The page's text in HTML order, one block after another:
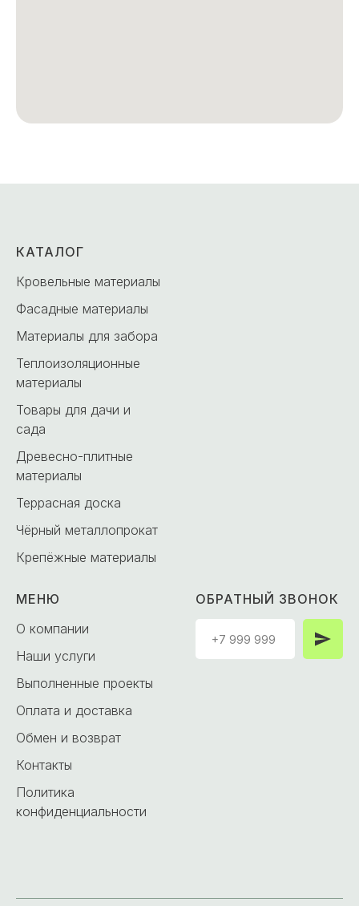
КАТАЛОГ
Кровельные материалы
Фасадные материалы
Материалы для забора
Теплоизоляционные
материалы
Товары для дачи и
сада
Древесно-плитные
материалы
Террасная доска
Чёрный металлопрокат
Крепёжные материалы
МЕНЮ
О компании
Наши услуги
Выполненные проекты
Оплата и доставка
Обмен и возврат
Контакты
Политика
конфиденциальности
ОБРАТНЫЙ ЗВОНОК